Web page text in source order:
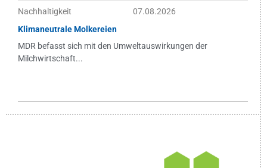
Nachhaltigkeit
07.08.2026
Klimaneutrale Molkereien
MDR befasst sich mit den Umweltauswirkungen der
Milchwirtschaft...